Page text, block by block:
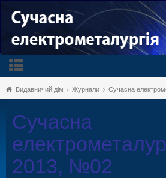
Видавничий дім Журнали Сучасна
Сучасна
2013, №02